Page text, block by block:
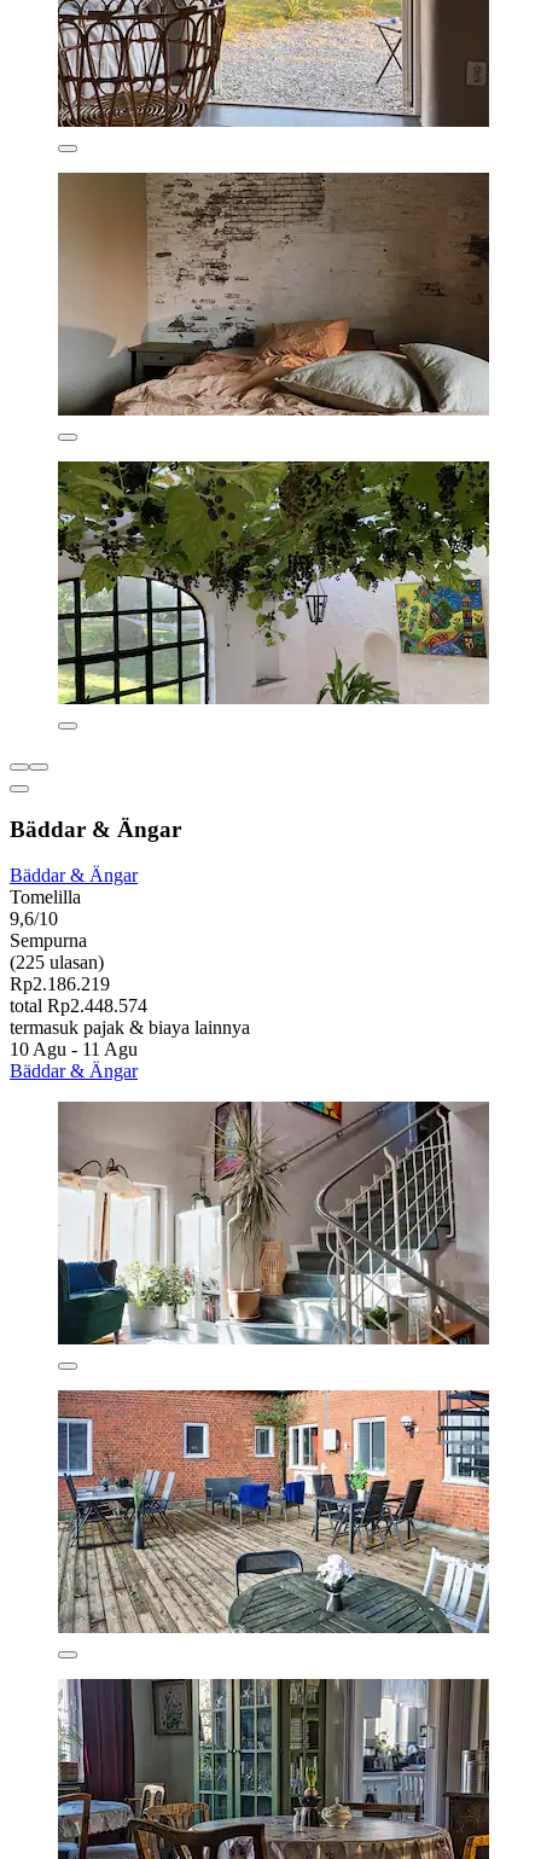
Bäddar & Ängar
Bäddar & Ängar
Tomelilla
9,6/10
Sempurna
(225 ulasan)
Rp2.186.219
total Rp2.448.574
termasuk pajak & biaya lainnya
10 Agu - 11 Agu
Bäddar & Ängar